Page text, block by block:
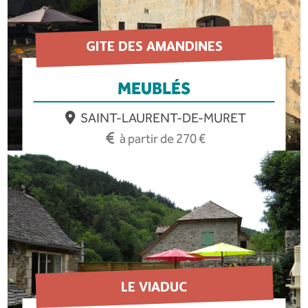
GITE DES AMANDINES
MEUBLÉS
SAINT-LAURENT-DE-MURET
à partir de 270 €
EN SAVOIR PLUS
LE VIADUC